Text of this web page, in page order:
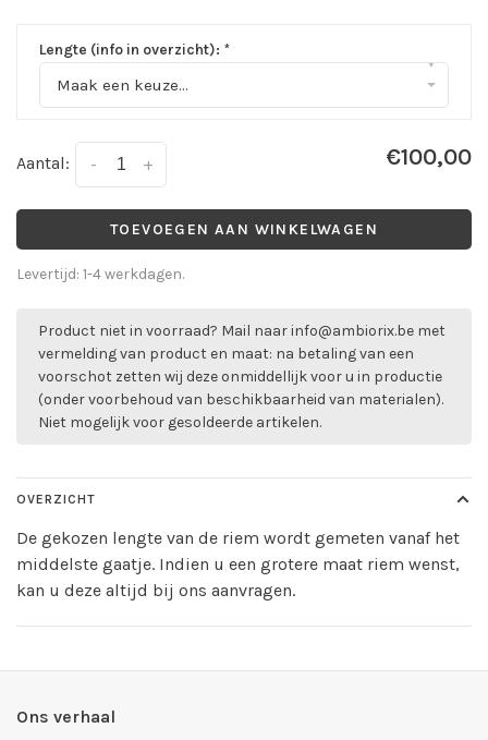
Lengte (info in overzicht): *
Maak een keuze...
▾
Aantal: +
- €100,00
TOEVOEGEN AAN WINKELWAGEN
Levertijd: 1-4 werkdagen.
Product niet in voorraad? Mail naarinfo@ambiorix.be met
vermelding van product en maat: na betaling van een
voorschot zetten wij deze onmiddellijk voor u in productie
(onder voorbehoud van beschikbaarheid van materialen).
Niet mogelijk voor gesoldeerde artikelen.
OVERZICHT
De gekozen lengte van de riem wordt gemeten vanaf het
middelste gaatje. Indien u een grotere maat riem wenst,
kan u deze altijd bij ons aanvragen.
Ons verhaal